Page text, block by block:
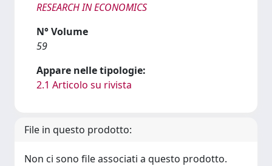
RESEARCH IN ECONOMICS
N° Volume
59
Appare nelle tipologie:
2.1 Articolo su rivista
File in questo prodotto:
Non ci sono file associati a questo prodotto.